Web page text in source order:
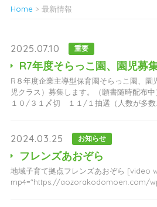
Home > 最新情報
2025.07.10 重要
R7年度そらっこ園、園児募
R８年度企業主導型保育園そらっこ園、
児クラス）募集します。（願書随時配布
１０/３１〆切 １１/１抽選（人数が多数...
2024.03.25 お知らせ
フレンズあおぞら
地域子育て拠点フレンズあおぞら [video
mp4="https://aozorakodomoen.com/